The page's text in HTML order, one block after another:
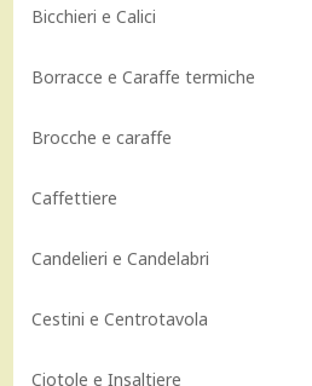
Bicchieri e Calici
Borracce e Caraffe termiche
Brocche e caraffe
Caffettiere
Candelieri e Candelabri
Cestini e Centrotavola
Ciotole e Insaltiere